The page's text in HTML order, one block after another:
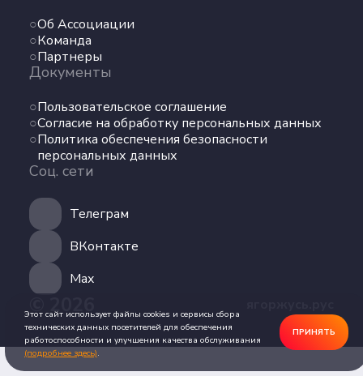
Об Ассоциации
Команда
Партнеры
Документы
Пользовательское соглашение
Согласие на обработку персональных данных
Политика обеспечения безопасности
персональных данных
Соц. сети
Телеграм
ВКонтакте
Max
© 2026
Команда
Партнеры
Пользовательское соглашение
Согласие на обработку персональных данных
Политика обеспечения безопасности
персональных данных
сети
Телеграм
ВКонтакте
Max
Этот сайт использует файлы cookies и сервисы сбора
технических данных посетителей для обеспечения
работоспособности и улучшения качества обслуживания
(подробнее здесь).
ПРИНЯТЬ